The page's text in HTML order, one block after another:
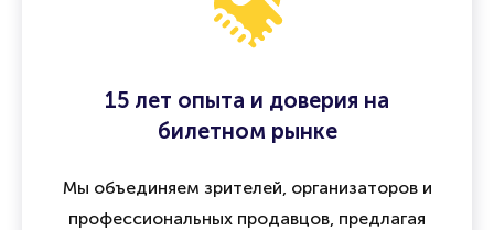
15 лет опыта и доверия на
билетном рынке
Мы объединяем зрителей, организаторов и
профессиональных продавцов, предлагая